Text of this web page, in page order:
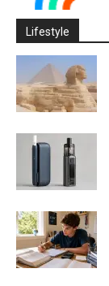
Lifestyle